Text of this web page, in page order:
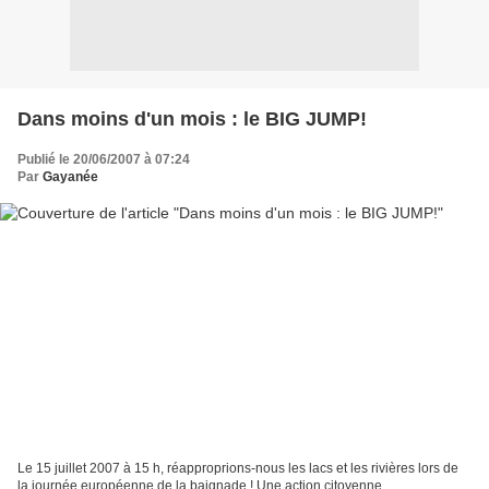
Dans moins d'un mois : le BIG JUMP!
Publié le 20/06/2007 à 07:24
Par Gayanée
Le 15 juillet 2007 à 15 h, réapproprions-nous les lacs et les rivières lors de
la journée européenne de la baignade ! Une action citoyenne